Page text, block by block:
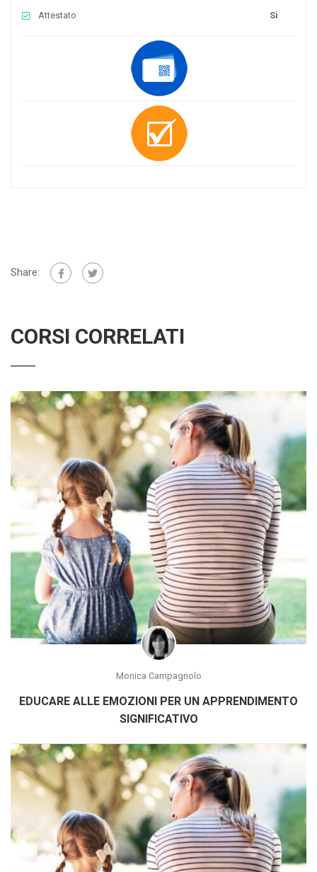
Attestato Si
Share:
CORSI CORRELATI
Monica Campagnolo
EDUCARE ALLE EMOZIONI PER UN APPRENDIMENTO
SIGNIFICATIVO